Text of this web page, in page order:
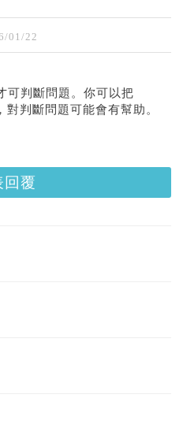
01/22
可判斷問題。你可以把
判斷問題可能會有幫助。
回覆